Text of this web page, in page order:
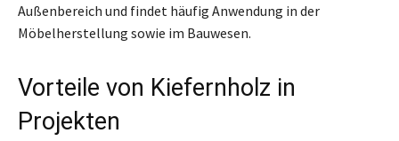
Außenbereich und findet häufig Anwendung in der
Möbelherstellung sowie im Bauwesen.
Vorteile von Kiefernholz in
Projekten